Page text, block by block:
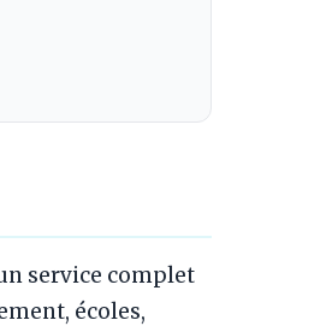
service complet
écoles,